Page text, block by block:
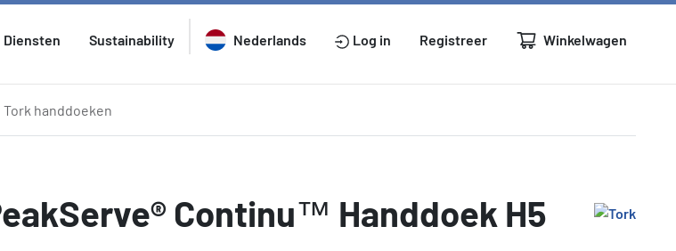
Diensten Sustainability Nederlands Log in Registreer Winkelwagen
Tork handdoeken
Continu™ Handdoek H5